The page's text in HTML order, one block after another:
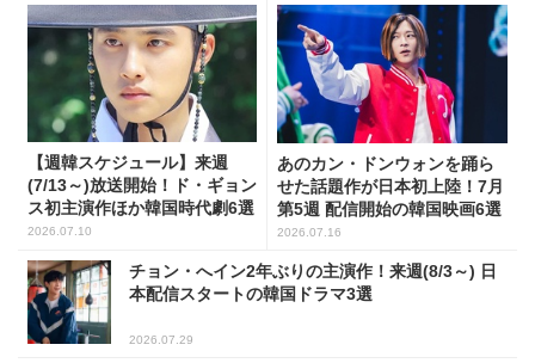
【週韓スケジュール】来週
(7/13～)放送開始！ド・ギョン
ス初主演作ほか韓国時代劇6選
2026.07.10
あのカン・ドンウォンを踊ら
せた話題作が日本初上陸！7月
第5週 配信開始の韓国映画6選
2026.07.16
チョン・へイン2年ぶりの主演作！来週(8/3～) 日
本配信スタートの韓国ドラマ3選
2026.07.29